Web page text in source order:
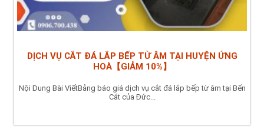
DỊCH VỤ CẮT ĐÁ LẮP BẾP TỪ ÂM TẠI HUYỆN ỨNG
HOÀ【GIẢM 10%】
Nội Dung Bài ViếtBảng báo giá dịch vụ cắt đá lắp bếp từ âm tại Bến
Cát của Đức...